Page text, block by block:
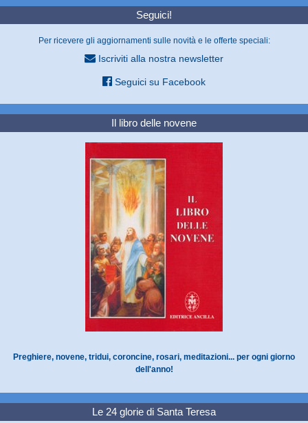
Seguici!
Per ricevere gli aggiornamenti sulle novità e le offerte speciali:
Iscriviti alla nostra newsletter
Seguici su Facebook
Il libro delle novene
Preghiere, novene, tridui, coroncine, rosari, meditazioni... per ogni giorno
dell'anno!
Le 24 glorie di Santa Teresa